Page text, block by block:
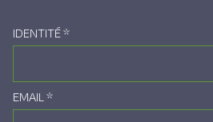
IDENTITÉ*
EMAIL*